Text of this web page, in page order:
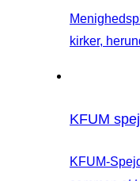
kirker,
KFUM
KFUM-